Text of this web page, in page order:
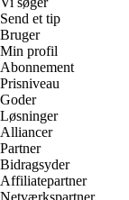
Send et tip
Bruger
Min profil
Abonnement
Prisniveau
Goder
Løsninger
Alliancer
Partner
Bidragsyder
Affiliatepartner
Netværkspartner